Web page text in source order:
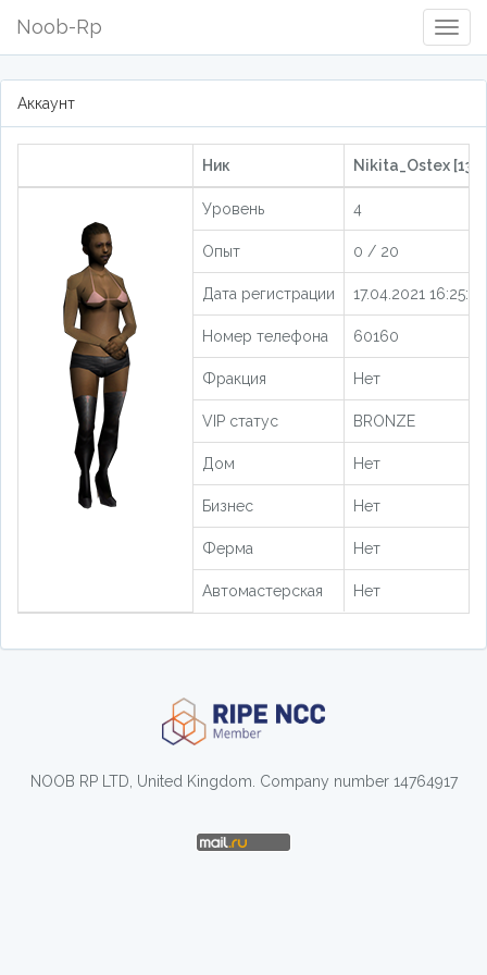
Noob-Rp
Аккаунт
Ник Nikita_Ostex
Уровень 4
Опыт 0 / 20
Дата регистрации 17.04.2021 16:25:22
Номер телефона 60160
Фракция Нет
VIP статус BRONZE
Дом Нет
Бизнес Нет
Ферма Нет
Автомастерская Нет
NOOB RP LTD, United Kingdom. Company number 14764917